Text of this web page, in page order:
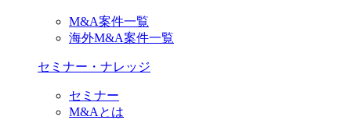
M&A案件一覧
海外M&A案件一覧
セミナー・ナレッジ
セミナー
M&Aとは